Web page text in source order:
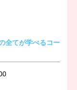
全てが学べるコー